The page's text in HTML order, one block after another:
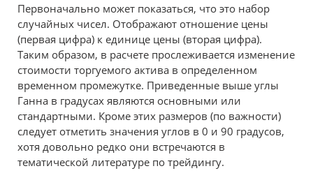
Первоначально может показаться, что это набор
случайных чисел. Отображают отношение цены
(первая цифра) к единице цены (вторая цифра).
Таким образом, в расчете прослеживается изменение
стоимости торгуемого актива в определенном
временном промежутке. Приведенные выше углы
Ганна в градусах являются основными или
стандартными. Кроме этих размеров (по важности)
следует отметить значения углов в 0 и 90 градусов,
хотя довольно редко они встречаются в
тематической литературе по трейдингу.